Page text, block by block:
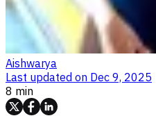
Aishwarya
Last updated on Dec 9, 2025
8 min